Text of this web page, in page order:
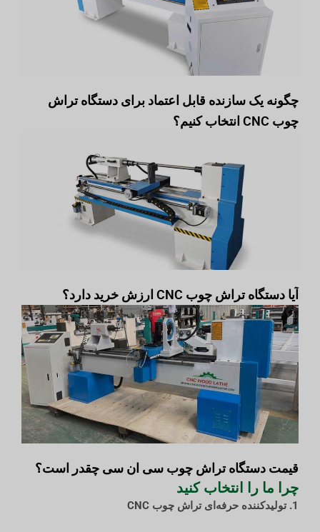
چگونه یک سازنده قابل اعتماد برای دستگاه تراش
چوب CNC انتخاب کنیم؟
آیا دستگاه تراش چوب CNC ارزش خرید دارد؟
قیمت دستگاه تراش چوب سی ان سی چقدر است؟
چرا ما را انتخاب کنید
1. تولیدکننده حرفه‌ای تراش چوب CNC